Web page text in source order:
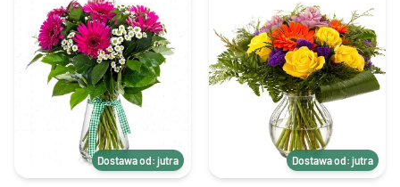
Dostawa od: jutra Dostawa od: jutra